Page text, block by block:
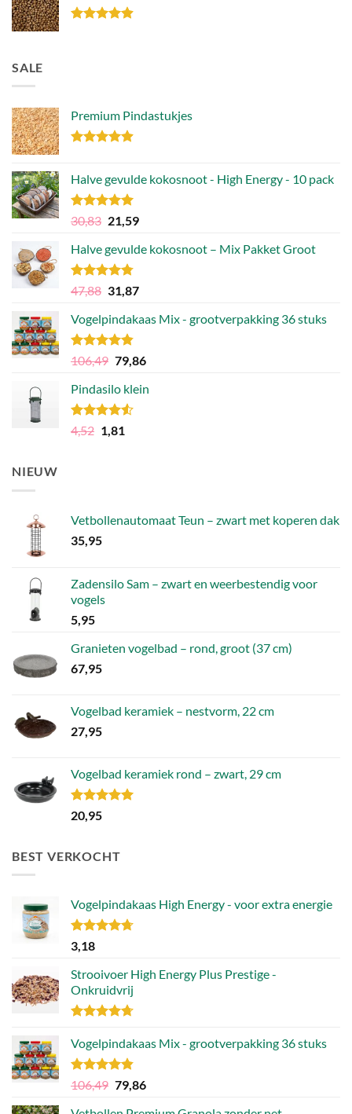
SALE
Premium Pindastukjes
Halve gevulde kokosnoot - High Energy - 10 pack
Gewaardeerd
4.92
uit 5
30,83 Oorspronkelijke
was:
30,83.
21,59Huidige
is:
Halve gevulde kokosnoot – Mix Pakket Groot
Gewaardeerd
4.75
uit 5
47,88 Oorspronkelijke
was:
47,88.
31,87Huidige
is:
Vogelpindakaas Mix - grootverpakking 36 stuks
Gewaardeerd
uit 5
106,49 Oorspronkelijke
was:
106,49.
79,86Huidige
is:
Pindasilo klein
Gewaardeerd
4.50
uit 5
4,52 Oorspronkelijke
1,81
NIEUW
Vetbollenautomaat Teun – zwart met koperen dak
35,95
Zadensilo Sam – zwart en weerbestendig voor
vogels
5,95
Granieten vogelbad – rond, groot (37 cm)
67,95
Vogelbad keramiek – nestvorm, 22 cm
27,95
Vogelbad keramiek rond – zwart, 29 cm
Gewaardeerd
5.00
20,95
BEST VERKOCHT
Vogelpindakaas High Energy - voor extra energie
Gewaardeerd
4.70
3,18
Strooivoer High Energy Plus Prestige -
Onkruidvrij
4.71uit 5
Vogelpindakaas Mix - grootverpakking 36 stuks
Gewaardeerd
uit 5
106,49 Oorspronkelijke
79,86Huidige